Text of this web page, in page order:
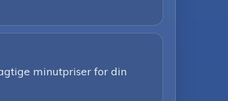
minutpriser for din